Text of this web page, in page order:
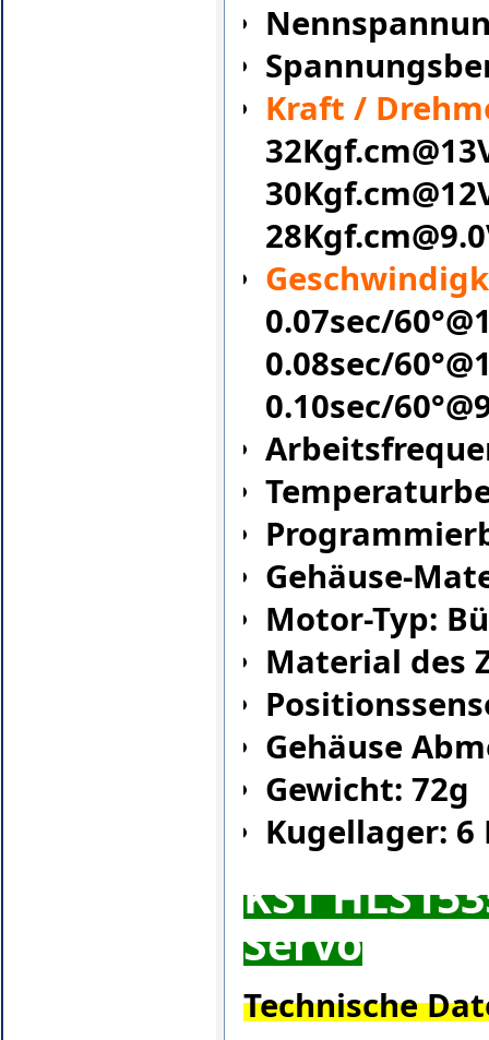
Kraft /
0.07sec/
0.08sec/
0.10sec/
Gehäuse-
Motor-Typ:
Material des
Gehäuse
Gewicht: 72g
Kugellager: 6
KST
Servo
Technische